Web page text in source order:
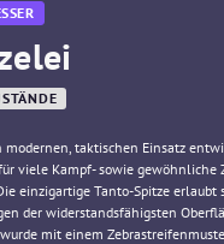
modernen, taktischen Einsatz
viele Kampf- sowie gewöhnliche
einzigartige Tanto-Spitze erlaubt
der widerstandsfähigsten
mit einem